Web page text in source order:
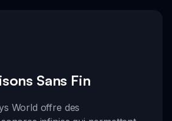
Sans Fin
World offre des